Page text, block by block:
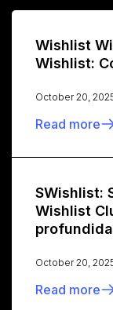
Wishlist
Wishlist:
October 20,
Read more
SWishlist:
Wishlist
October 20,
Read more